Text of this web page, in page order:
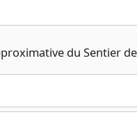
du Sentier